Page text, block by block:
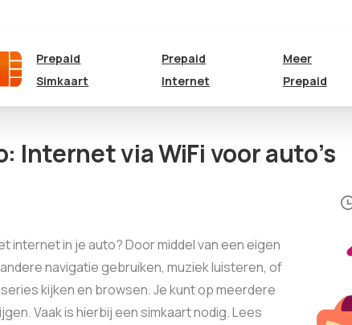
Prepaid
Simkaart
Prepaid
Internet
Meer
Prepaid
Internet via WiFi voor auto’s
internet in je auto? Door middel van een eigen
navigatie gebruiken, muziek luisteren, of
kijken en browsen. Je kunt op meerdere
Vaak is hierbij een simkaart nodig. Lees